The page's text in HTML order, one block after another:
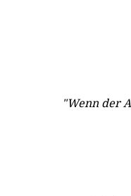
"Wenn der